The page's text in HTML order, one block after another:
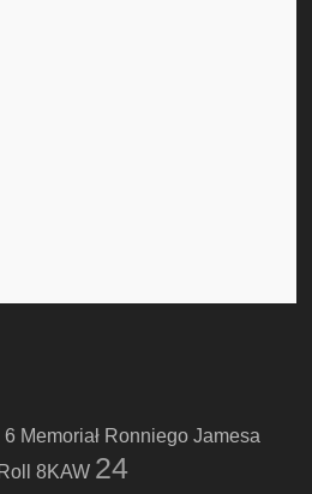
6 Memoriał Ronniego Jamesa
8KAW 24